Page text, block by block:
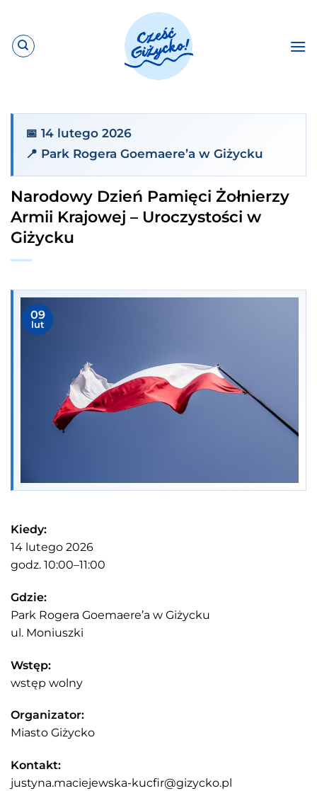
zawartości
📅 14 lutego 2026
📍 Park Rogera Goemaere’a w Giżycku
Narodowy Dzień Pamięci Żołnierzy
Armii Krajowej – Uroczystości w
Giżycku
09
lut
Kiedy:
14 lutego 2026
godz. 10:00–11:00
Gdzie:
Park Rogera Goemaere’a w Giżycku
ul. Moniuszki
Wstęp:
wstęp wolny
Organizator:
Miasto Giżycko
Kontakt:
justyna.maciejewska-kucfir@gizycko.pl